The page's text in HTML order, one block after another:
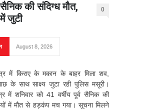
सैनिक की संदिग्ध मौत,
जुटी
0
August 8, 2026
में किराए के मकान के बाहर मिला शव,
के साथ साक्ष्य जुटा रही पुलिस मसूरी।
में शनिवार को 41 वर्षीय पूर्व सैनिक की
में मौत से हड़कंप मच गया। सूचना मिलने